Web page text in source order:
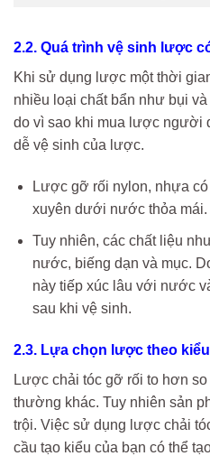
2.2. Quá trình vệ sinh lược
Khi sử dụng lược một thời
nhiều loại chất bẩn như bụi
do vì sao khi mua lược người
dễ vệ sinh của lược.
Lược gỡ rối nylon, nhựa
xuyên dưới nước thỏa mái.
Tuy nhiên, các chất liệu
nước, biếng dạn và mục.
này tiếp xúc lâu với nước
sau khi vệ sinh.
2.3. Lựa chọn lược theo
Lược chải tóc gỡ rối to hơn
thường khác. Tuy nhiên sản
trội. Việc sử dụng lược chải
cầu tạo kiểu của bạn có thể